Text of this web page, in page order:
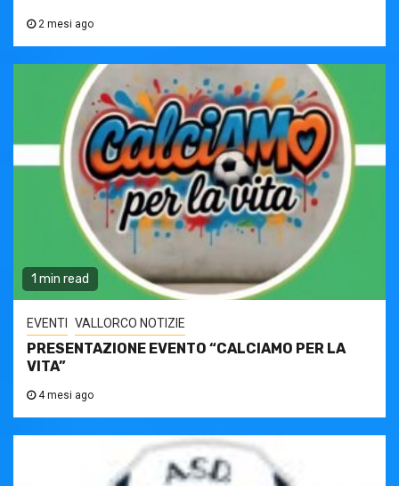
2 mesi ago
1 min read
EVENTI VALLORCO NOTIZIE
PRESENTAZIONE EVENTO “CALCIAMO PER LA
VITA”
4 mesi ago